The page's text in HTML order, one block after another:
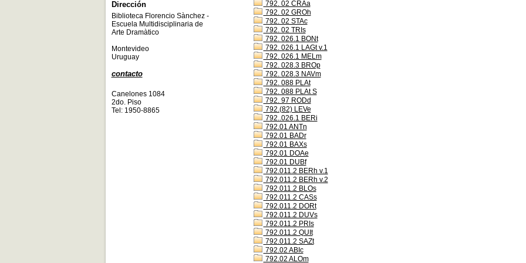
792. 02 CRAa
792. 02 GROh
792. 02 STAc
792. 02 TRIs
792. 026.1 BONt
792. 026.1 LAGt v.1
792. 026.1 MELm
792. 028.3 BROp
792. 028.3 NAVm
792. 088 PLAt
792. 088 PLAt S
792. 97 RODd
792.(82) LEVe
792..026.1 BERi
792.01 ANTn
792.01 BADr
792.01 BAXs
792.01 DOAe
792.01 DUBf
792.011.2 BERh v.1
792.011.2 BERh v.2
792.011.2 BLOs
792.011.2 CASs
792.011.2 DORt
792.011.2 DUVs
792.011.2 PRIs
792.011.2 QUIt
792.011.2 SAZt
792.02 ABIc
792.02 ALOm
Dirección
Biblioteca Florencio Sànchez -
Escuela Multidisciplinaria de
Arte Dramàtico
Montevideo
Uruguay
contacto
Canelones 1084
2do. Piso
Tel: 1950-8865